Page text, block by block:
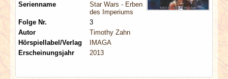
Serienname
Star Wars - Erben
des Imperiums
Folge Nr.
3
Autor
Timothy Zahn
Hörspiellabel/Verlag
IMAGA
Erscheinungsjahr
2013